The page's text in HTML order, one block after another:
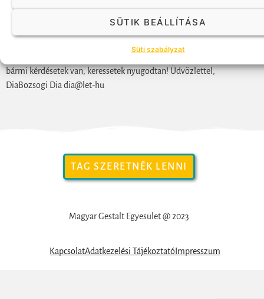
SÜTIK BEÁLLÍTÁSA
Süti szabályzat
hospitable world- A részleteket megtaláljátok a mellékelt
com/forms/d/
bármi kérdésetek van, keressetek nyugodtan! Üdvözlettel,
DiaBozsogi Dia dia@let-hu
TAG SZERETNÉK LENNI
Magyar Gestalt Egyesület @ 2023
KapcsolatAdatkezelési Tájékoztató Impresszum